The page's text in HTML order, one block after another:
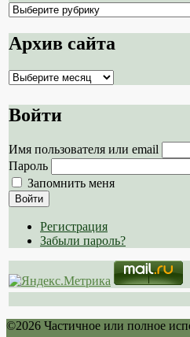
Навигация
рубрикам
сайта
Архив сайта
Архив
Войти
Имя пользователя или email
Пароль
Запомнить меня
Войти
Регистрация
Забыли пароль?
©2026 Частичное или полное